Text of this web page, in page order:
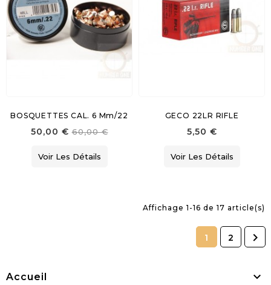
BOSQUETTES CAL. 6 Mm/22
50,00 € 60,00 €
Voir Les Détails
GECO 22LR RIFLE
5,50 €
Voir Les Détails
Affichage 1-16 de 17 article(s)
1 2 
Accueil 